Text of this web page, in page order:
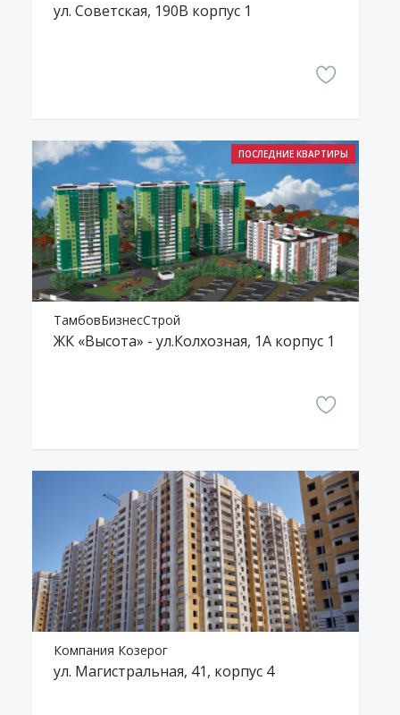
ул. Советская, 190В корпус 1
ТамбовБизнесСтрой
ЖК «Высота» - ул.Колхозная, 1А корпус 1
Компания Козерог
ул. Магистральная, 41, корпус 4